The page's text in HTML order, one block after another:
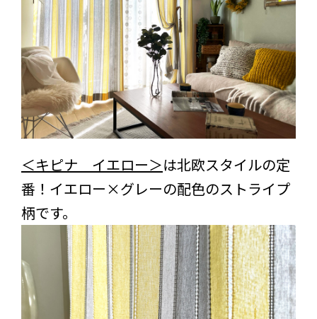
＜キピナ イエロー＞は北欧スタイルの定
番！イエロー×グレーの配色のストライプ
柄です。